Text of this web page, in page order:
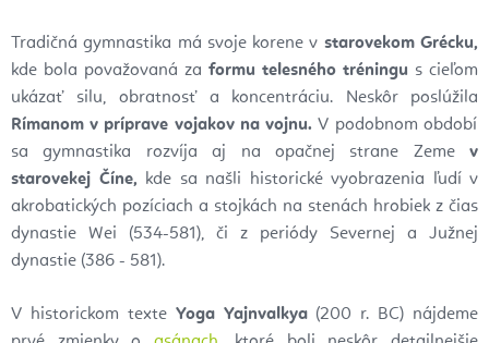
Tradičná gymnastika má svoje korene v starovekom Grécku,
kde bola považovaná za formu telesného tréningu s cieľom
ukázať silu, obratnosť a koncentráciu. Neskôr poslúžila
Rímanom v príprave vojakov na vojnu. V podobnom období
sa gymnastika rozvíja aj na opačnej strane Zeme v
starovekej Číne, kde sa našli historické vyobrazenia ľudí v
akrobatických pozíciach a stojkách na stenách hrobiek z čias
dynastie Wei (534-581), či z periódy Severnej a Južnej
dynastie (386 - 581).
V historickom texte Yoga Yajnvalkya(200 r. BC) nájdeme